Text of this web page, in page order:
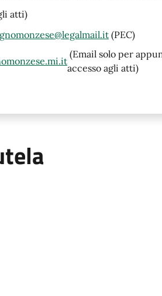
atti)
(PEC)
(Email solo per
accesso agli atti)